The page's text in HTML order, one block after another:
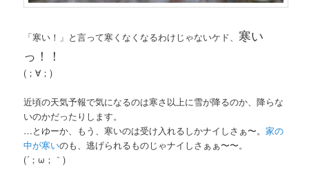
「寒い！」と言って寒くなくなるわけじゃないケド、寒い
っ！！
(；∀；)
近頃の天気予報で気になるのは寒さ以上に雪が降るのか、降らな
いのかだったりします。
…とゆーか、もう、寒いのは受け入れるしかナイしさぁ〜。家の
中が寒いのも、逃げられるものじゃナイしさぁぁ〜〜。
(´；ω；｀)